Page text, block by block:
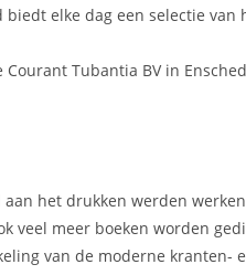
elke dag een selectie van
Tubantia BV in
het drukken werden
veel meer boeken worden
van de moderne kranten-